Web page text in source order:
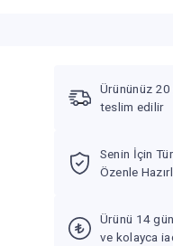
Ürününüz
teslim edilir
Senin İçin
Özenle
Ürünü 14
ve kolayca